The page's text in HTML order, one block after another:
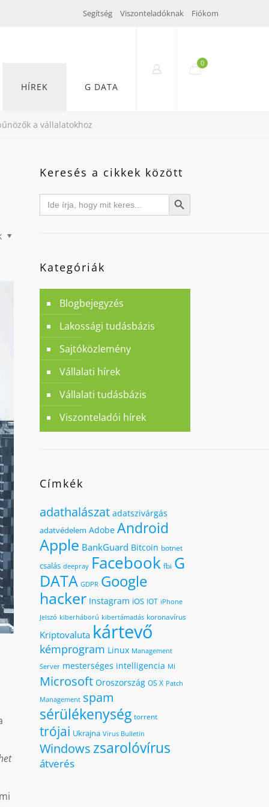
Segítség Viszonteladóknak Fiókom
HÍREK G DATA
0
a vállalatokhoz
Keresés a cikkek között
Search
for: Search Button
Kategóriák
Blogbejegyzés
Lakossági tudásbázis
Sajtóközlemény
Vállalati hírek
Vállalati tudásbázis
Viszonteladói hírek
Címkék
adathalászat adatszivárgás
adatvédelem Adobe Android
Apple BankGuard Bitcoin botnet
csalás deepray Facebook fbi G
DATA GDPR Google
hacker Instagram iOS IOT iPhone
Jelszó kiberháború kibertámadás koronavírus
Kriptovaluta kártevő
kémprogram Linux Management
Server mesterséges intelligencia MI
Microsoft Oroszország OS X Patch
Management spam
sérülékenység torrent
trójai Ukrajna Virus Bulletin
Windowszsarolóvírus
átverés